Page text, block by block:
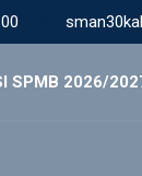
SPMB 2026/